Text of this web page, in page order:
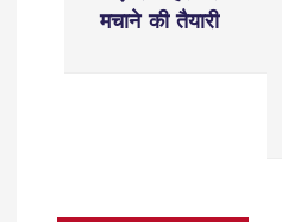
मचाने की तैयारी